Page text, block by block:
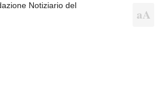
Notiziario del